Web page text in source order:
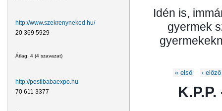
http://www.szekrenyneked.hu/
20 369 5929
Átlag: 4 (4 szavazat)
http://pestibabaexpo.hu
70 611 3377
Idén is,
gyermek
Oldalak« első ‹ előző